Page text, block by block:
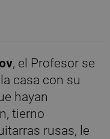
, el Profesor se
casa con su
hayan
tierno
rusas, le